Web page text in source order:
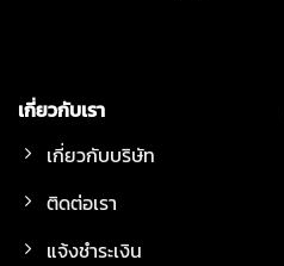
เกี่ยวกับเรา
เกี่ยวกับบริษัท
ติดต่อเรา
แจ้งชำระเงิน